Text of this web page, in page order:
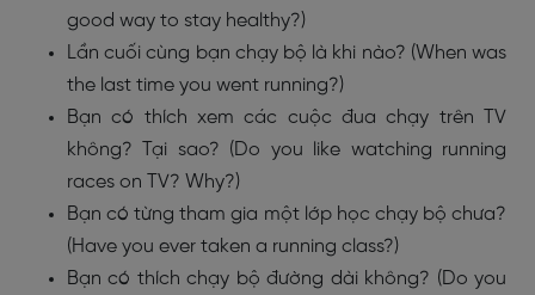
good way to stay healthy?)
Lần cuối cùng bạn chạy bộ là khi nào? (When was
the last time you went running?)
Bạn có thích xem các cuộc đua chạy trên TV
không? Tại sao? (Do you like watching running
races on TV? Why?)
Bạn có từng tham gia một lớp học chạy bộ chưa?
(Have you ever taken a running class?)
Bạn có thích chạy bộ đường dài không? (Do you